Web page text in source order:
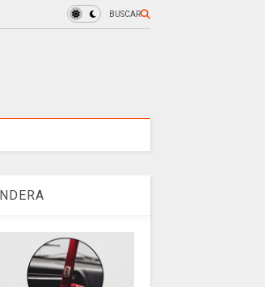
BUSCAR